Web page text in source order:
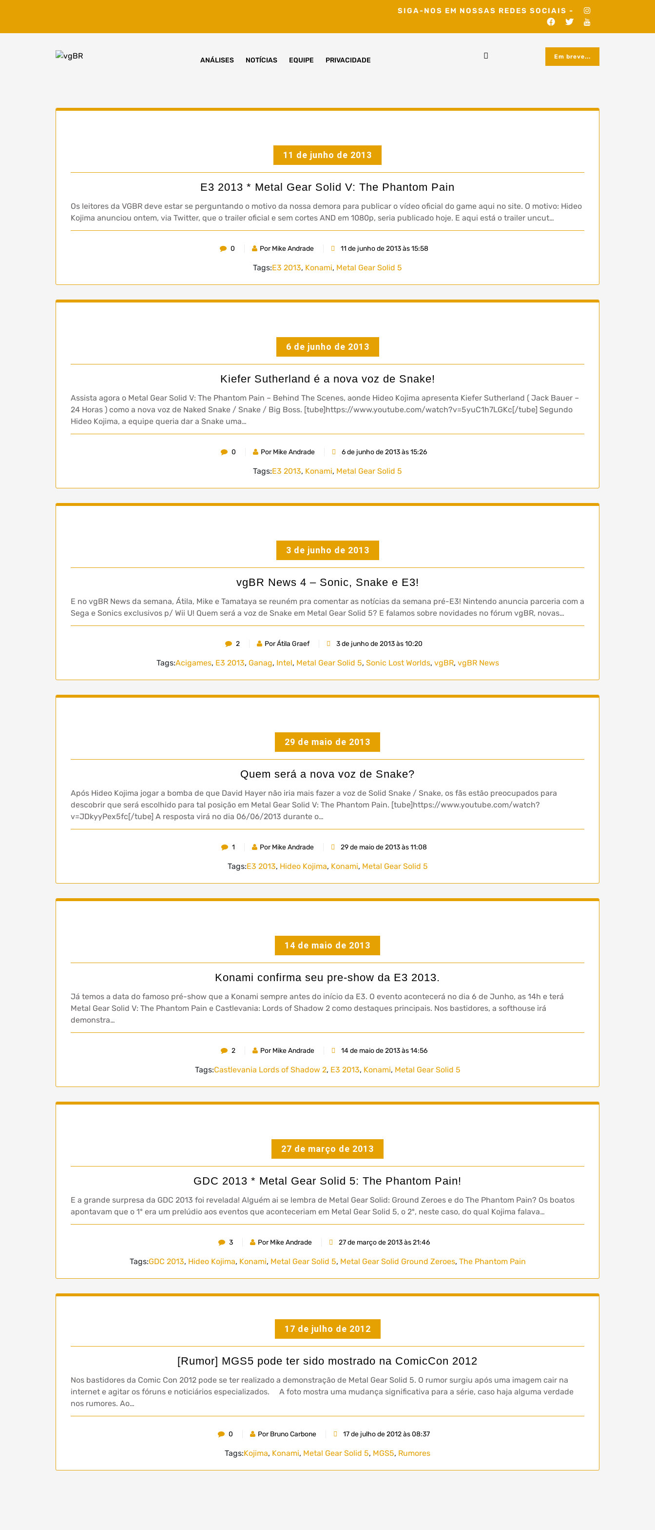
SIGA-NOS EM NOSSAS REDES SOCIAIS -
ANÁLISES NOTÍCIAS EQUIPE PRIVACIDADE Em breve...
11 de junho de 2013
E3 2013 * Metal Gear Solid V: The Phantom Pain
Os leitores da VGBR deve estar se perguntando o motivo da nossa demora para publicar o vídeo oficial do game aqui no site. O motivo: Hideo
Kojima anunciou ontem, via Twitter, que o trailer oficial e sem cortes AND em 1080p, seria publicado hoje. E aqui está o trailer uncut…
0 Por Mike Andrade 11 de junho de 2013 às 15:58
Tags:E3 2013, Konami, Metal Gear Solid 5
6 de junho de 2013
Kiefer Sutherland é a nova voz de Snake!
Assista agora o Metal Gear Solid V: The Phantom Pain – Behind The Scenes, aonde Hideo Kojima apresenta Kiefer Sutherland ( Jack Bauer –
24 Horas ) como a nova voz de Naked Snake / Snake / Big Boss. [tube]https://www.youtube.com/watch?v=5yuC1h7LGKc[/tube] Segundo
Hideo Kojima, a equipe queria dar a Snake uma…
0 Por Mike Andrade 6 de junho de 2013 às 15:26
Tags:E3 2013, Konami, Metal Gear Solid 5
3 de junho de 2013
vgBR News 4 – Sonic, Snake e E3!
E no vgBR News da semana, Átila, Mike e Tamataya se reuném pra comentar as notícias da semana pré-E3! Nintendo anuncia parceria com a
Sega e Sonics exclusivos p/ Wii U! Quem será a voz de Snake em Metal Gear Solid 5? E falamos sobre novidades no fórum vgBR, novas…
2 Por Átila Graef 3 de junho de 2013 às 10:20
Tags:Acigames, E3 2013, Ganag, Intel, Metal Gear Solid 5, Sonic Lost Worlds, vgBR, vgBR News
29 de maio de 2013
Quem será a nova voz de Snake?
Após Hideo Kojima jogar a bomba de que David Hayer não iria mais fazer a voz de Solid Snake / Snake, os fãs estão preocupados para
descobrir que será escolhido para tal posição em Metal Gear Solid V: The Phantom Pain. [tube]https://www.youtube.com/watch?
v=JDkyyPex5fc[/tube] A resposta virá no dia 06/06/2013 durante o…
1 Por Mike Andrade 29 de maio de 2013 às 11:08
Tags:E3 2013, Hideo Kojima, Konami, Metal Gear Solid 5
14 de maio de 2013
Konami confirma seu pre-show da E3 2013.
Já temos a data do famoso pré-show que a Konami sempre antes do início da E3. O evento acontecerá no dia 6 de Junho, as 14h e terá
Metal Gear Solid V: The Phantom Pain e Castlevania: Lords of Shadow 2 como destaques principais. Nos bastidores, a softhouse irá
demonstra…
2 Por Mike Andrade 14 de maio de 2013 às 14:56
Tags:Castlevania Lords of Shadow 2, E3 2013, Konami, Metal Gear Solid 5
27 de março de 2013
GDC 2013 * Metal Gear Solid 5: The Phantom Pain!
E a grande surpresa da GDC 2013 foi revelada! Alguém ai se lembra de Metal Gear Solid: Ground Zeroes e do The Phantom Pain? Os boatos
apontavam que o 1º era um prelúdio aos eventos que aconteceriam em Metal Gear Solid 5, o 2º, neste caso, do qual Kojima falava…
3 Por Mike Andrade 27 de março de 2013 às 21:46
Tags:GDC 2013, Hideo Kojima, Konami, Metal Gear Solid 5, Metal Gear Solid Ground Zeroes, The Phantom Pain
17 de julho de 2012
[Rumor] MGS5 pode ter sido mostrado na ComicCon 2012
Nos bastidores da Comic Con 2012 pode se ter realizado a demonstração de Metal Gear Solid 5. O rumor surgiu após uma imagem cair na
internet e agitar os fóruns e noticiários especializados. A foto mostra uma mudança significativa para a série, caso haja alguma verdade
nos rumores. Ao…
0 Por Bruno Carbone 17 de julho de 2012 às 08:37
Tags:Kojima, Konami, Metal Gear Solid 5, MGS5, Rumores